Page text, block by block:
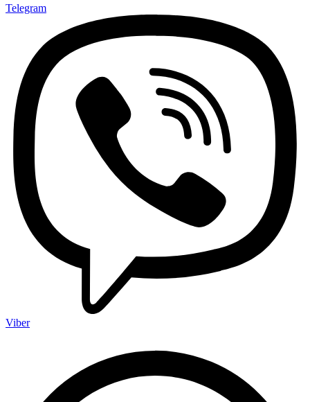
Telegram
Viber